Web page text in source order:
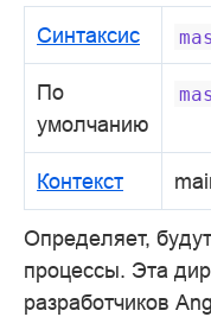
Синтаксис
По
умолчанию
Контекст
Определяет,
процессы. Эта
разработчиков